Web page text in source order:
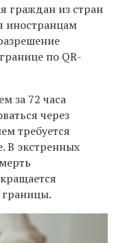
граждан из стран
иностранцам
по QR-
за 72 часа
через
требуется
В экстренных
границы.